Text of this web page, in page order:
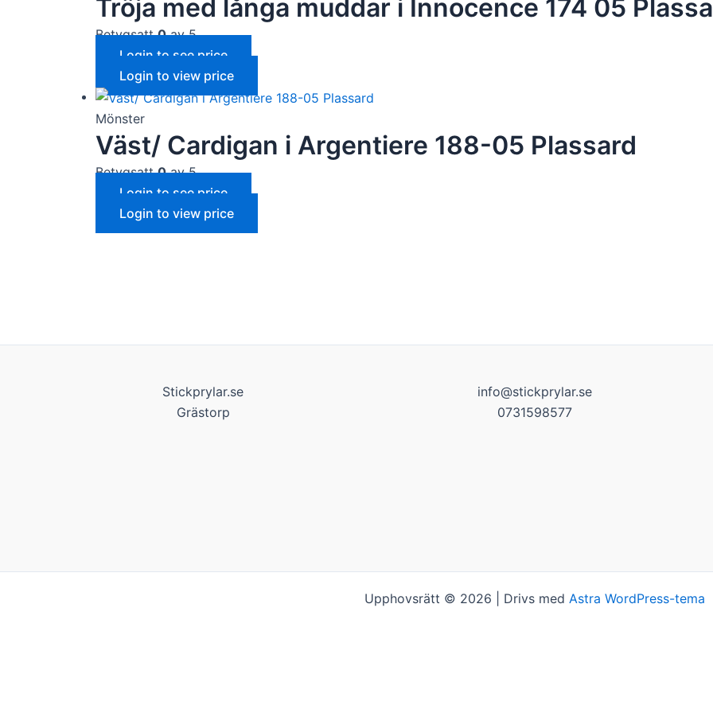
Tröja med långa muddar i Innocence 174 05
Betygsatt0av 5
Login to see price
Login to view price
Mönster
Väst/ Cardigan i Argentiere 188-05 Plassard
Betygsatt0av 5
Login to see price
Login to view price
Stickprylar.se
Grästorp
info@stickprylar.se
0731598577
Upphovsrätt © 2026 | Drivs med Astra WordPress-tema